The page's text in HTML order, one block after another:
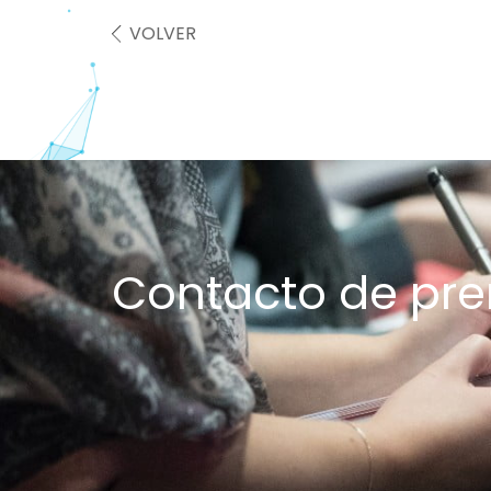
VOLVER
Contacto de